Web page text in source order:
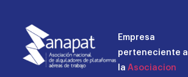
Empresa
perteneciente a
la Asociacion